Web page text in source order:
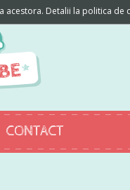
CONTACT
acestora. Detalii la politica de